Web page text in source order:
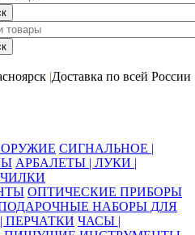
|Доставка по всей России
СИГНАЛЬНОЕ |
АРБАЛЕТЫ | ЛУКИ |
ОПТИЧЕСКИЕ ПРИБОРЫ
НАБОРЫ ДЛЯ
ПЕРЧАТКИ ЧАСЫ |